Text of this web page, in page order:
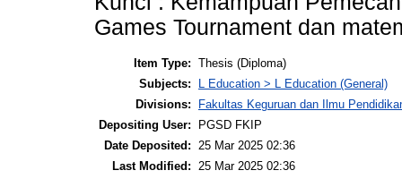
Games Tournament dan
Item Type: Thesis (Diploma)
Subjects:
L Education > L Education (General)
Divisions:
Fakultas Keguruan dan Ilmu
Depositing User:
PGSD FKIP
Date Deposited:
25 Mar 2025 02:36
Last Modified:
25 Mar 2025 02:36